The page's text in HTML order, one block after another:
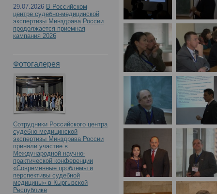
29.07.2026 В Российском
центре судебно-медицинской
экспертизы Минздрава России
продолжается приемная
кампания 2026
Фотогалерея
Сотрудники Российского центра
судебно-медицинской
экспертизы Минздрава России
приняли участие в
Международной научно-
практической конференции
«Современные проблемы и
перспективы судебной
медицины» в Кыргызской
Республике